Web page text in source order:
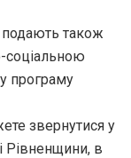
подають також
соціальною
програму
звернутися у
Рівненщини, в